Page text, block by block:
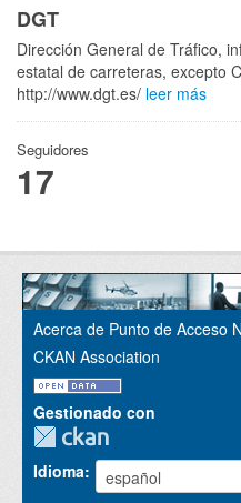
DGT
Dirección General de Tráfico,
estatal de carreteras, excepto
http://www.dgt.es/ leer más
Seguidores
17
Acerca de Punto de Acceso
CKAN Association
Gestionado con
Idioma